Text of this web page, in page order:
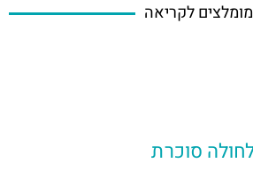
מומלצים לקריאה